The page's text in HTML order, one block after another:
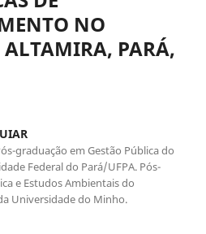
NO
PARÁ,
graduação em Gestão Pública do
Federal do Pará/UFPA. Pós-
e Estudos Ambientais do
Universidade do Minho.